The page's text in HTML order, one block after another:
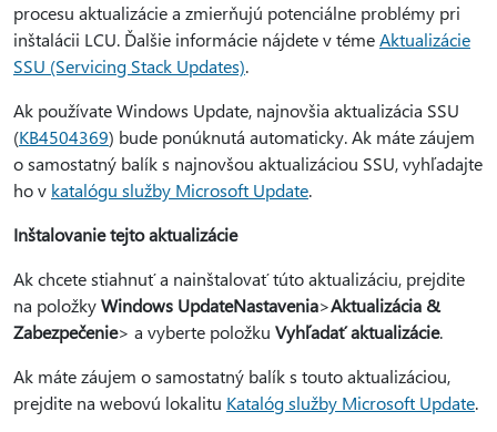
procesu aktualizácie a zmierňujú potenciálne problémy pri
inštalácii LCU. Ďalšie informácie nájdete v témeAktualizácie
SSU (Servicing Stack Updates).
Ak používate Windows Update, najnovšia aktualizácia SSU
(KB4504369) bude ponúknutá automaticky. Ak máte záujem
o samostatný balík s najnovšou aktualizáciou SSU, vyhľadajte
ho v katalógu služby Microsoft Update.
Inštalovanie tejto aktualizácie
Ak chcete stiahnuť a nainštalovať túto aktualizáciu, prejdite
na položkyWindows UpdateNastavenia>Aktualizácia &
Zabezpečenie> a vyberte položku Vyhľadať aktualizácie.
Ak máte záujem o samostatný balík s touto aktualizáciou,
prejdite na webovú lokalitu Katalóg služby Microsoft Update.